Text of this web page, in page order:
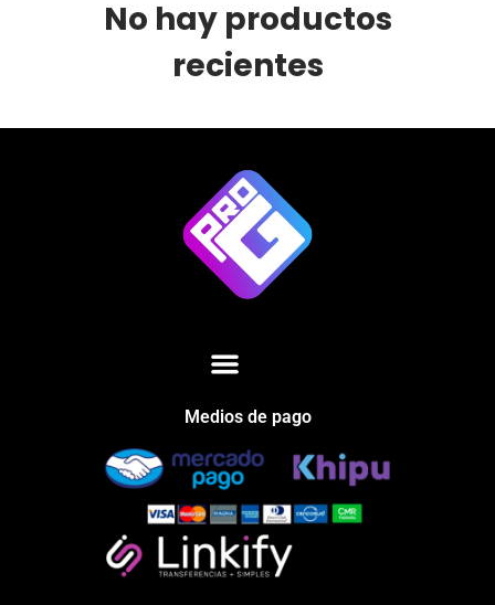
No hay productos
recientes
Medios de pago